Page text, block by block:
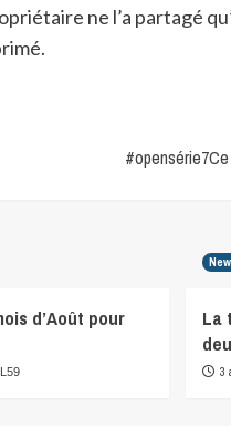
ne l’a partagé
d’Août pour
La
3